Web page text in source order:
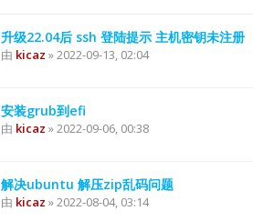
升级22.04后 ssh 登陆提示 主机密钥未注册
由 kicaz » 2022-09-13, 02:04
安装grub到efi
由 kicaz » 2022-09-06, 00:38
解决ubuntu 解压zip乱码问题
由 kicaz » 2022-08-04, 03:14